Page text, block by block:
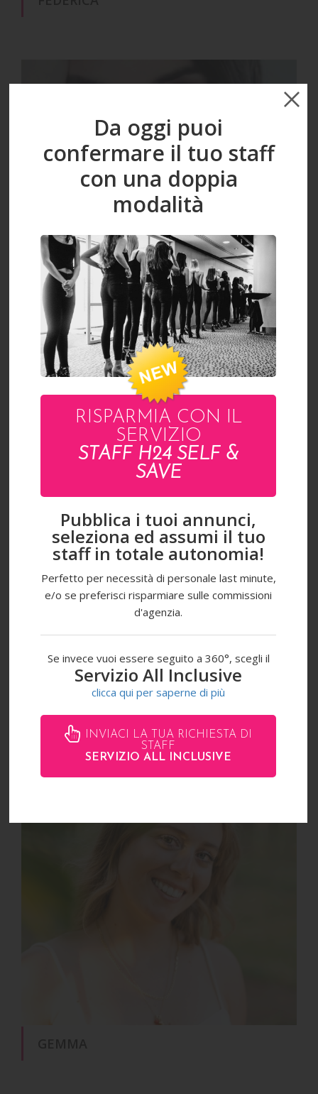
FRANCESCA
Da oggi puoi
confermare il tuo staff
con una doppia
modalità
RISPARMIA CON IL
SERVIZIO
STAFF H24 SELF &
SAVE
Pubblica i tuoi annunci,
seleziona ed assumi il tuo
staff in totale autonomia!
Perfetto per necessità di personale last minute,
e/o se preferisci risparmiare sulle commissioni
d'agenzia.
Se invece vuoi essere seguito a 360°, scegli il
Servizio All Inclusive
clicca qui per saperne di più
INVIACI LA TUA RICHIESTA DI
STAFF
SERVIZIO ALL INCLUSIVE